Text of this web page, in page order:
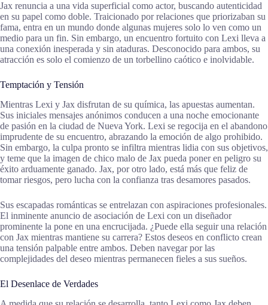
Jax renuncia a una vida superficial como actor, buscando autenticidad
en su papel como doble. Traicionado por relaciones que priorizaban su
fama, entra en un mundo donde algunas mujeres solo lo ven como un
medio para un fin. Sin embargo, un encuentro fortuito con Lexi lleva a
una conexión inesperada y sin ataduras. Desconocido para ambos, su
atracción es solo el comienzo de un torbellino caótico e inolvidable.
Temptación y Tensión
Mientras Lexi y Jax disfrutan de su química, las apuestas aumentan.
Sus iniciales mensajes anónimos conducen a una noche emocionante
de pasión en la ciudad de Nueva York. Lexi se regocija en el abandono
imprudente de su encuentro, abrazando la emoción de algo prohibido.
Sin embargo, la culpa pronto se infiltra mientras lidia con sus objetivos,
y teme que la imagen de chico malo de Jax pueda poner en peligro su
éxito arduamente ganado. Jax, por otro lado, está más que feliz de
tomar riesgos, pero lucha con la confianza tras desamores pasados.
Sus escapadas románticas se entrelazan con aspiraciones profesionales.
El inminente anuncio de asociación de Lexi con un diseñador
prominente la pone en una encrucijada. ¿Puede ella seguir una relación
con Jax mientras mantiene su carrera? Estos deseos en conflicto crean
una tensión palpable entre ambos. Deben navegar por las
complejidades del deseo mientras permanecen fieles a sus sueños.
El Desenlace de Verdades